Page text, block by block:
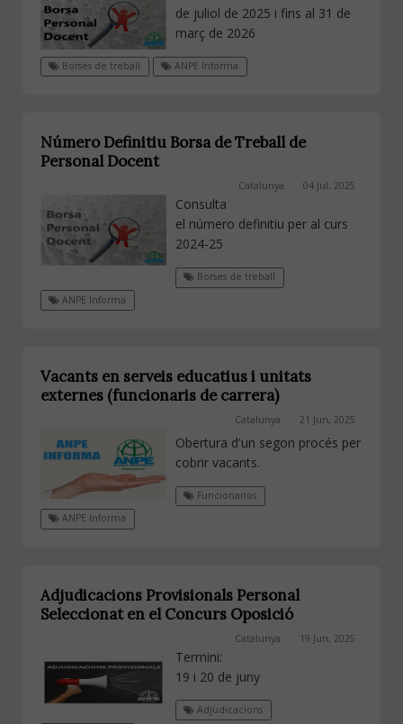
de juliol de 2025 i fins al 31 de
març de 2026
Borses de treball ANPE Informa
Número Definitiu Borsa de Treball de
Personal Docent
Catalunya 04 Jul, 2025
Consulta
el número definitiu per al curs
2024-25
Borses de treball
ANPE Informa
Vacants en serveis educatius i unitats
externes (funcionaris de carrera)
Catalunya 21 Jun, 2025
Obertura d'un segon procés per
cobrir vacants.
Funcionarios
ANPE Informa
Adjudicacions Provisionals Personal
Seleccionat en el Concurs Oposició
Catalunya 19 Jun, 2025
Termini:
19 i 20 de juny
Adjudicacions